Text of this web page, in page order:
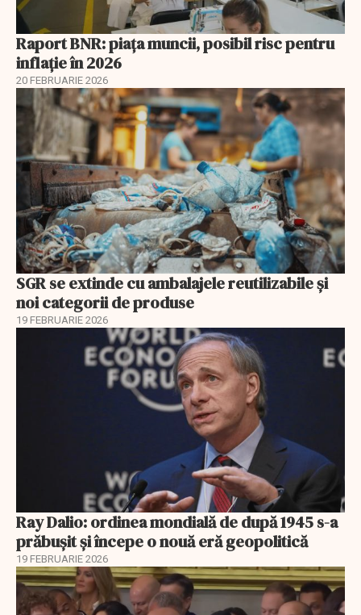
Raport BNR: piața muncii, posibil risc pentru
inflație în 2026
20 FEBRUARIE 2026
SGR se extinde cu ambalajele reutilizabile și
noi categorii de produse
19 FEBRUARIE 2026
Ray Dalio: ordinea mondială de după 1945 s-a
prăbușit și începe o nouă eră geopolitică
19 FEBRUARIE 2026